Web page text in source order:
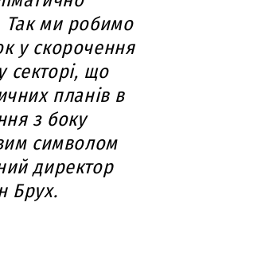
Так ми робимо
у скорочення
секторі, що
планів в
з боку
символом
директор
Брух.